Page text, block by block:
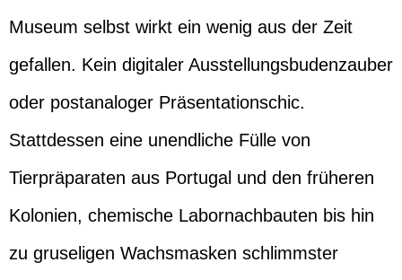
Museum selbst wirkt ein wenig aus der Zeit
gefallen. Kein digitaler Ausstellungsbudenzauber
oder postanaloger Präsentationschic.
Stattdessen eine unendliche Fülle von
Tierpräparaten aus Portugal und den früheren
Kolonien, chemische Labornachbauten bis hin
zu gruseligen Wachsmasken schlimmster